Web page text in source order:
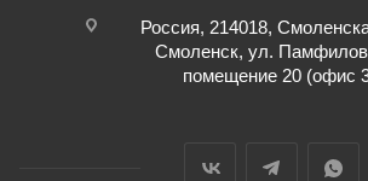
Россия, 214018,
Смоленск, ул.
помещение 20 (офис